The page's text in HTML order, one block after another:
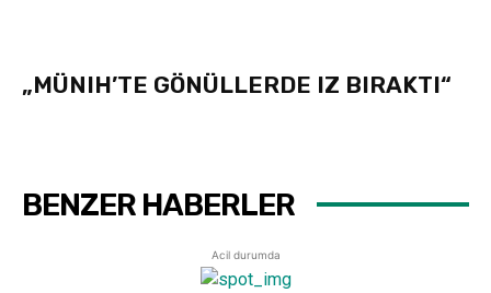
„MÜNIH’TE GÖNÜLLERDE IZ BIRAKTI“
BENZER HABERLER
Acil durumda